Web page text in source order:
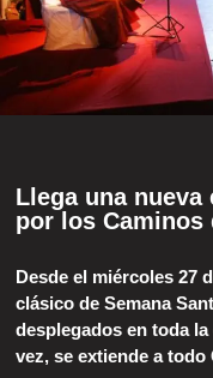
Llega una
por los Caminos
Desde el miércoles 27
clásico de Semana
desplegados en toda
vez, se extiende a todo